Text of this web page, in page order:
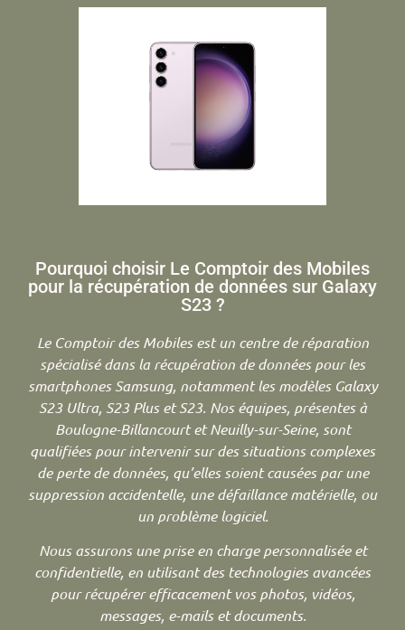
Pourquoi choisir Le Comptoir des Mobiles
pour la récupération de données sur Galaxy
S23 ?
Le Comptoir des Mobiles est un centre de réparation
spécialisé dans la récupération de données pour les
smartphones Samsung, notamment les modèles Galaxy
S23 Ultra, S23 Plus et S23. Nos équipes, présentes à
Boulogne-Billancourt et Neuilly-sur-Seine, sont
qualifiées pour intervenir sur des situations complexes
de perte de données, qu’elles soient causées par une
suppression accidentelle, une défaillance matérielle, ou
un problème logiciel.
Nous assurons une prise en charge personnalisée et
confidentielle, en utilisant des technologies avancées
pour récupérer efficacement vos photos, vidéos,
messages, e-mails et documents.